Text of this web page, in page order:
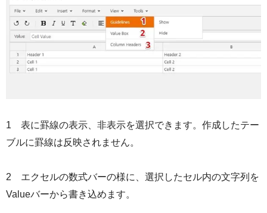
1 表に罫線の表示、非表示を選択できます。作成したテー
ブルに罫線は反映されません。
2 エクセルの数式バーの様に、選択したセル内の文字列を
Valueバーから書き込めます。